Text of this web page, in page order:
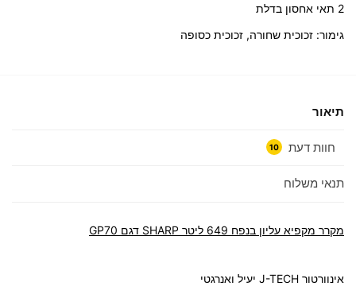
2 תאי אחסון בדלת
גימור: זכוכית שחורה, זכוכית כסופה
תיאור
חוות דעת 10
תנאי משלוח
מקרר מקפיא עליון בנפח 649 ליטר SHARP דגם GP70
אינוורטור J-TECH יעיל ואנרגטי